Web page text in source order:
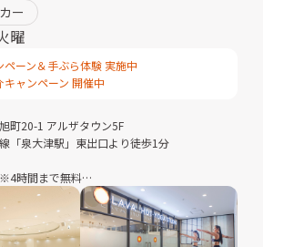
ー
曜
ペーン＆手ぶら体験 実施中
キャンペーン 開催中
町20-1 アルザタウン5F
線「泉大津駅」東出口より徒歩1分
時間まで無料
時間まで無料